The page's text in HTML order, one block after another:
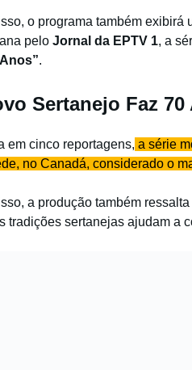
o programa também exibirá
pelo Jornal da EPTV 1, a
.
Sertanejo Faz 70
em cinco reportagens, a série
no Canadá, considerado o
a produção também
tradições sertanejas ajudam a